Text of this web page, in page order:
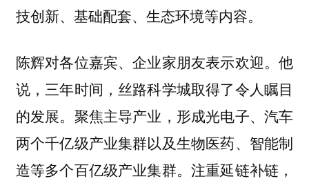
技创新、基础配套、生态环境等内容。
陈辉对各位嘉宾、企业家朋友表示欢迎。他
说，三年时间，丝路科学城取得了令人瞩目
的发展。聚焦主导产业，形成光电子、汽车
两个千亿级产业集群以及生物医药、智能制
造等多个百亿级产业集群。注重延链补链，